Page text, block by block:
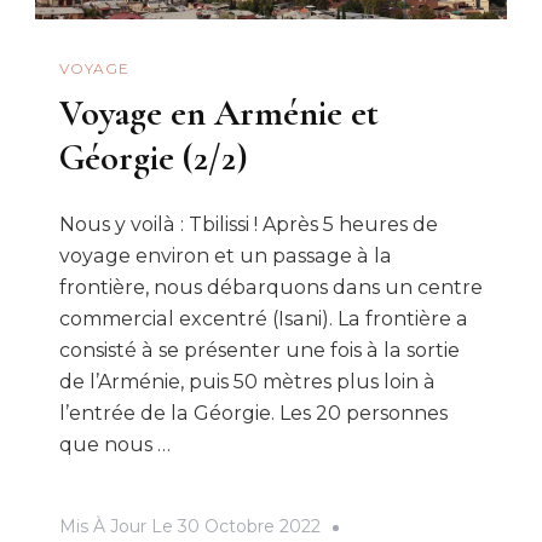
VOYAGE
Voyage en Arménie et
Géorgie (2/2)
Nous y voilà : Tbilissi ! Après 5 heures de
voyage environ et un passage à la
frontière, nous débarquons dans un centre
commercial excentré (Isani). La frontière a
consisté à se présenter une fois à la sortie
de l’Arménie, puis 50 mètres plus loin à
l’entrée de la Géorgie. Les 20 personnes
que nous …
Mis À Jour Le 30 Octobre 2022